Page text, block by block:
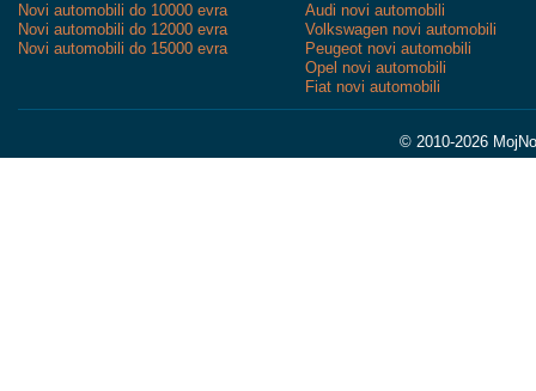
Novi automobili do 10000 evra
Novi automobili do 12000 evra
Novi automobili do 15000 evra
Audi novi automobili
Volkswagen novi automobili
Peugeot novi automobili
Opel novi automobili
Fiat novi automobili
© 2010-2026